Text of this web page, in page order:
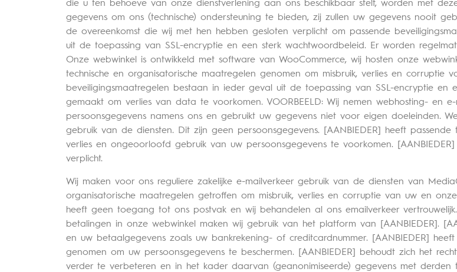
gegevens om ons (technische) ondersteuning te bieden, zij zullen uw gegevens nooit
de overeenkomst die wij met hen hebben gesloten verplicht om passende
uit de toepassing van SSL-encryptie en een sterk wachtwoordbeleid. Er worden
Onze webwinkel is ontwikkeld met software van WooCommerce, wij hosten onze
technische en organisatorische maatregelen genomen om misbruik, verlies en corruptie
beveiligingsmaatregelen bestaan in ieder geval uit de toepassing van SSL-encryptie
gemaakt om verlies van data te voorkomen. VOORBEELD: Wij nemen webhosting- en
persoonsgegevens namens ons en gebruikt uw gegevens niet voor eigen doeleinden.
gebruik van de diensten. Dit zijn geen persoonsgegevens. [AANBIEDER] heeft
verlies en ongeoorloofd gebruik van uw persoonsgegevens te voorkomen.
verplicht.
Wij maken voor ons reguliere zakelijke e-mailverkeer gebruik van de diensten van
organisatorische maatregelen getroffen om misbruik, verlies en corruptie van uw en
heeft geen toegang tot ons postvak en wij behandelen al ons emailverkeer
betalingen in onze webwinkel maken wij gebruik van het platform van [AANBIEDER].
en uw betaalgegevens zoals uw bankrekening- of creditcardnummer. [AANBIEDER]
genomen om uw persoonsgegevens te beschermen. [AANBIEDER] behoudt zich het
verder te verbeteren en in het kader daarvan (geanonimiseerde) gegevens met